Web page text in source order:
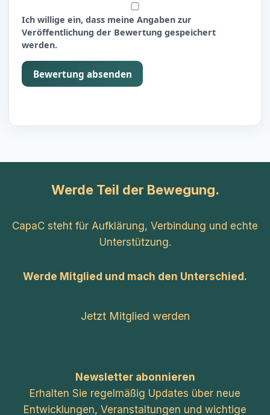
Ich willige ein, dass meine Angaben zur
Veröffentlichung der Bewertung gespeichert
werden.
Bewertung absenden
Werde Teil der Bewegung.
CapaC steht für Aufklärung, Verbindung und echte
Unterstützung.
Werde Mitglied und mach den Unterschied.
Jetzt Mitglied werden
Newsletter abonnieren
Erhalten Sie regelmäßig Updates über neue
Entwicklungen, Veranstaltungen und wichtige